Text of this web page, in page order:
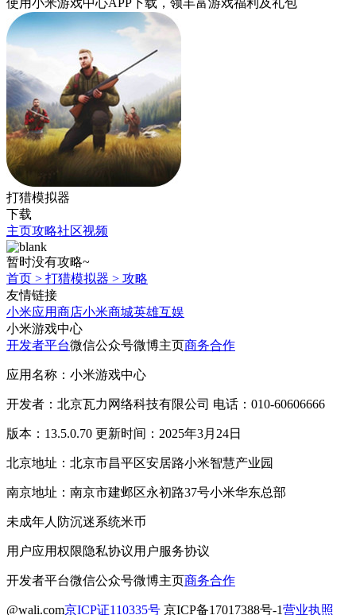
打猎模拟器
下载
主页攻略社区视频
暂时没有攻略~
首页 > 打猎模拟器 > 攻略
友情链接
小米应用商店小米商城英雄互娱
小米游戏中心
开发者平台微信公众号微博主页商务合作
应用名称：小米游戏中心
开发者：北京瓦力网络科技有限公司 电话：010-60606666
版本：13.5.0.70 更新时间：2025年3月24日
北京地址：北京市昌平区安居路小米智慧产业园
南京地址：南京市建邺区永初路37号小米华东总部
未成年人防沉迷系统米币
用户应用权限隐私协议用户服务协议
开发者平台微信公众号微博主页商务合作
@wali.com京ICP证110335号 京ICP备17017388号-1营业执照